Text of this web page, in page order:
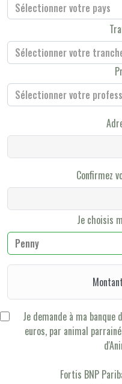
Sélectionner votre pays
Sélectionner votre
Sélectionner votre
Confirmez
Je choisis
Penny
Je demande à ma
euros, par animal
Fortis BNP